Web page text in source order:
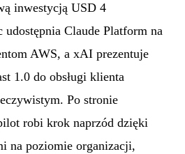
inwestycją USD 4
Claude Platform na
AWS, a xAI prezentuje
1.0 do obsługi klienta
Po stronie
robi krok naprzód dzięki
na poziomie organizacji,